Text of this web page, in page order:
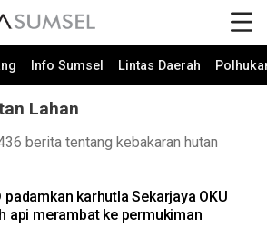
Info Sumsel Lintas Daerah
Lahan
berita tentang kebakaran hutan
padamkan karhutla Sekarjaya OKU
api merambat ke permukiman